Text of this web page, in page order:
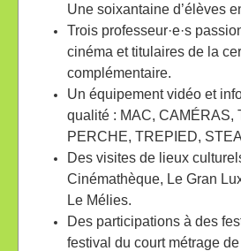
Une soixantaine d’élèves
Trois professeur·e·s
cinéma et titulaires de la
complémentaire.
Un équipement vidéo et
qualité : MAC, CAMÉRAS,
PERCHE, TREPIED,
Des visites de lieux
Cinémathèque, Le Gran
Le Mélies.
Des participations à des
festival du court métrage